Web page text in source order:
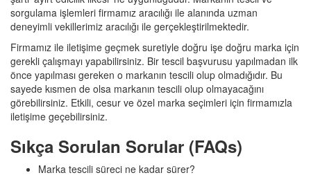
sorgulama işlemleri firmamız aracılığı ile alanında uzman
deneyimli vekillerimiz aracılığı ile gerçekleştirilmektedir.
Firmamız ile iletişime geçmek suretiyle doğru işe doğru marka için
gerekli çalışmayı yapabilirsiniz. Bir tescil başvurusu yapılmadan ilk
önce yapılması gereken o markanın tescili olup olmadığıdır. Bu
sayede kısmen de olsa markanın tescili olup olmayacağını
görebilirsiniz. Etkili, cesur ve özel marka seçimleri için firmamızla
iletişime geçebilirsiniz.
Sıkça Sorulan Sorular (FAQs)
Marka tescili süreci ne kadar sürer?